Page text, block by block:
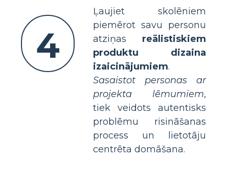
4
Ļaujiet skolēniem
piemērot savu personu
atziņas reālistiskiem
produktu dizaina
izaicinājumiem.
Sasaistot personas ar
projekta lēmumiem,
tiek veidots autentisks
problēmu risināšanas
process un lietotāju
centrēta domāšana.